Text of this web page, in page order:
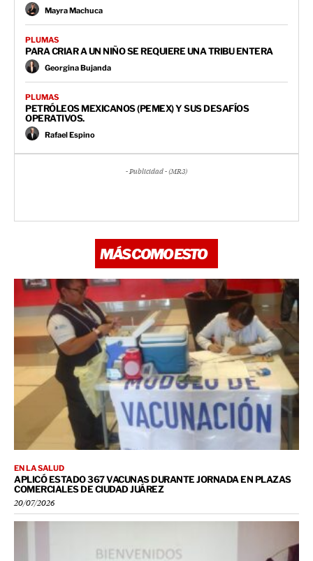
Mayra Machuca
PLUMAS
PARA CRIAR A UN NIÑO SE REQUIERE UNA TRIBU ENTERA
Georgina Bujanda
PLUMAS
PETRÓLEOS MEXICANOS (PEMEX) Y SUS DESAFÍOS
OPERATIVOS.
Rafael Espino
- Publicidad - (MR3)
MÁS COMO ESTO
EN LA SALUD
APLICÓ ESTADO 367 VACUNAS DURANTE JORNADA EN PLAZAS
COMERCIALES DE CIUDAD JUÁREZ
20/07/2026